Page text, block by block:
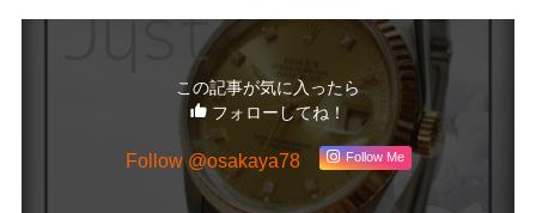
この記事が気に入ったら
フォローしてね！
Follow @osakaya78 Follow Me